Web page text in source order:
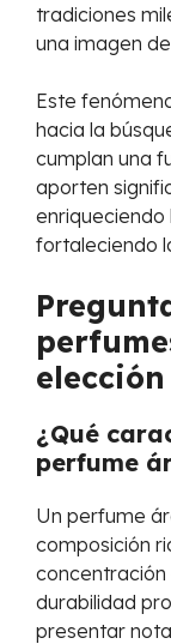
tradiciones
una imagen
Este
hacia la
cumplan una
aporten
fortaleciendo
elección
¿Qué
perfume
Un perfume
composición
durabilidad
presentar